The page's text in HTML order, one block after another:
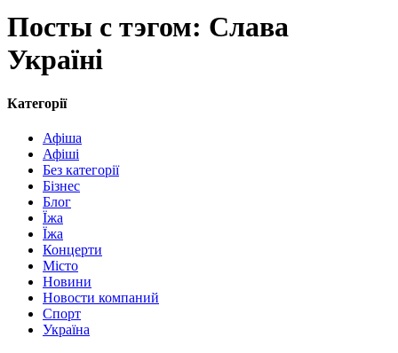
Посты с тэгом: Слава
Україні
Категорії
Афіша
Афіші
Без категорії
Бізнес
Блог
Їжа
Їжа
Концерти
Місто
Новини
Новости компаний
Спорт
Україна